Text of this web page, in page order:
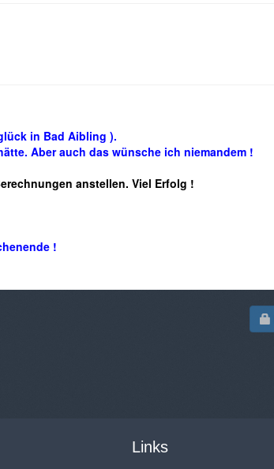
in Bad Aibling ).
Aber auch das wünsche ich niemandem !
anstellen. Viel Erfolg !
!
Links